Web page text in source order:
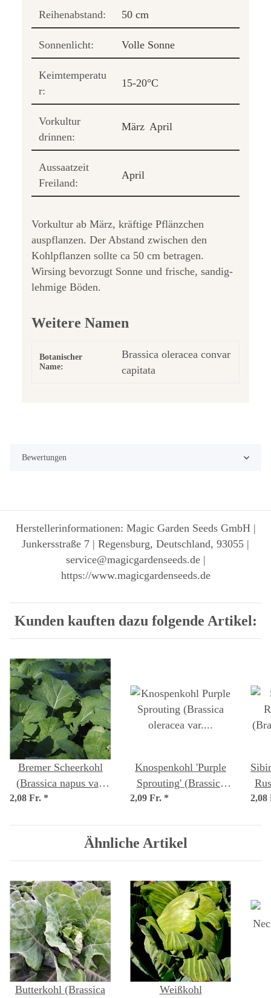
Reihenabstand: 50 cm
Sonnenlicht: Volle Sonne
Keimtemperatu
r:
15-20°C
Vorkultur
drinnen:
März April
Aussaatzeit
Freiland:
April
Vorkultur ab März, kräftige Pflänzchen
auspflanzen. Der Abstand zwischen den
Kohlpflanzen sollte ca 50 cm betragen.
Wirsing bevorzugt Sonne und frische, sandig-
lehmige Böden.
Weitere Namen
Botanischer
Name:
Brassica oleracea convar
capitata
Bewertungen
Herstellerinformationen: Magic Garden Seeds GmbH |
Junkersstraße 7 | Regensburg, Deutschland, 93055 |
service@magicgardenseeds.de |
https://www.magicgardenseeds.de
Kunden kauften dazu folgende Artikel:
Bremer Scheerkohl
(Brassica napus var.
pabularia) Samen
2,08 Fr. *
Knospenkohl 'Purple
Sprouting' (Brassica
oleracea var. italica)
2,09 Fr. *
Ähnliche Artikel
Butterkohl (Brassica
Weißkohl